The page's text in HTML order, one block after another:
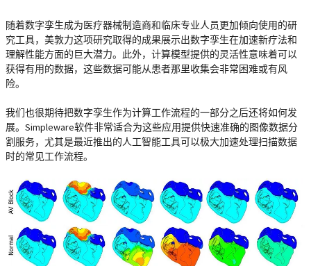
随着数字孪生成为医疗器械制造商和临床专业人员更加倾向使用的研
究工具，美敦力这项研究取得的成果展示出数字孪生在加速新疗法和
理解性能方面的巨大潜力。此外，计算模型提供的灵活性意味着可以
获得有用的数据，这些数据可能从患者那里收集会非常困难或有风
险。
我们也很期待把数字孪生作为计算工作流程的一部分之后还将如何发
展。Simpleware软件非常适合为这些应用提供快速准确的图像数据分
割服务，尤其是最近推出的人工智能工具可以极大加速处理扫描数据
时的常见工作流程。